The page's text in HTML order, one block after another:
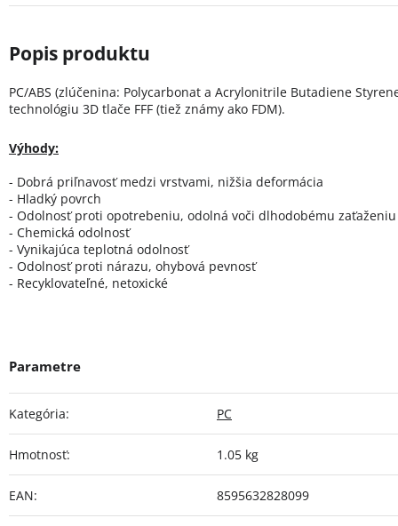
PC/ABS (zlúčenina: Polycarbonat a Acrylonitrile Butadiene
technológiu 3D tlače FFF (tiež známy ako FDM).
Výhody:
- Dobrá priľnavosť medzi vrstvami, nižšia deformácia
- Hladký povrch
- Odolnosť proti opotrebeniu, odolná voči dlhodobému zaťaženiu
- Chemická odolnosť
- Vynikajúca teplotná odolnosť
- Odolnosť proti nárazu, ohybová pevnosť
- Recyklovateľné, netoxické
Kategória: PC
Hmotnosť: 1.05 kg
EAN: 8595632828099